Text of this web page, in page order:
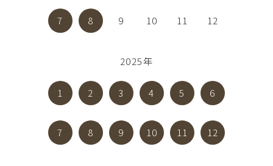
7 8 9 10 11 12
2025年
1 2 3 4 5 6
7 8 9 10 11 12